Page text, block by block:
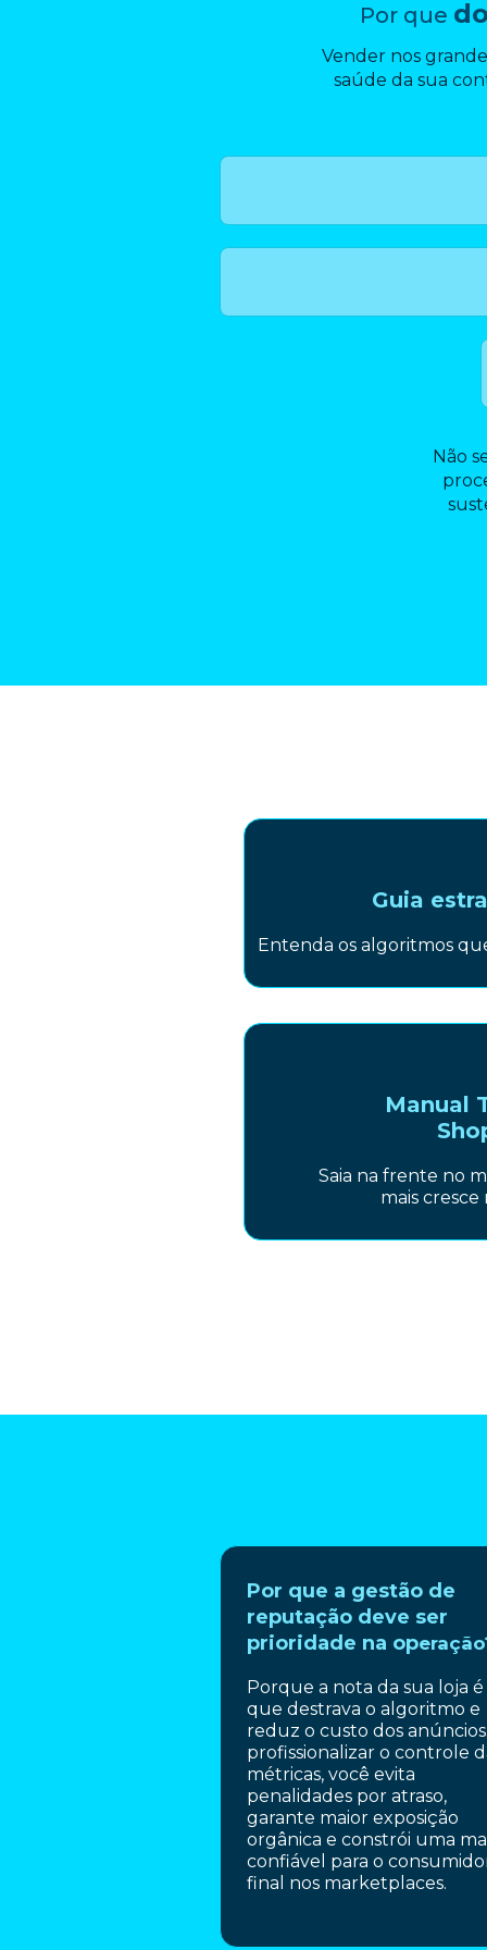
Por que
Vender nos
saúde da sua
Não
Guia
Entenda os algoritmos
Manual
Saia na frente no
mais cresce
Por que a gestão de
reputação deve ser
prioridade na op
Porque a nota da sua loja é
que destrava o algoritmo e
reduz o custo dos
profissionalizar o controle
métricas, você evita
penalidades por atraso,
garante maior exposição
orgânica e constrói uma
confiável para o
final nos marketplaces.